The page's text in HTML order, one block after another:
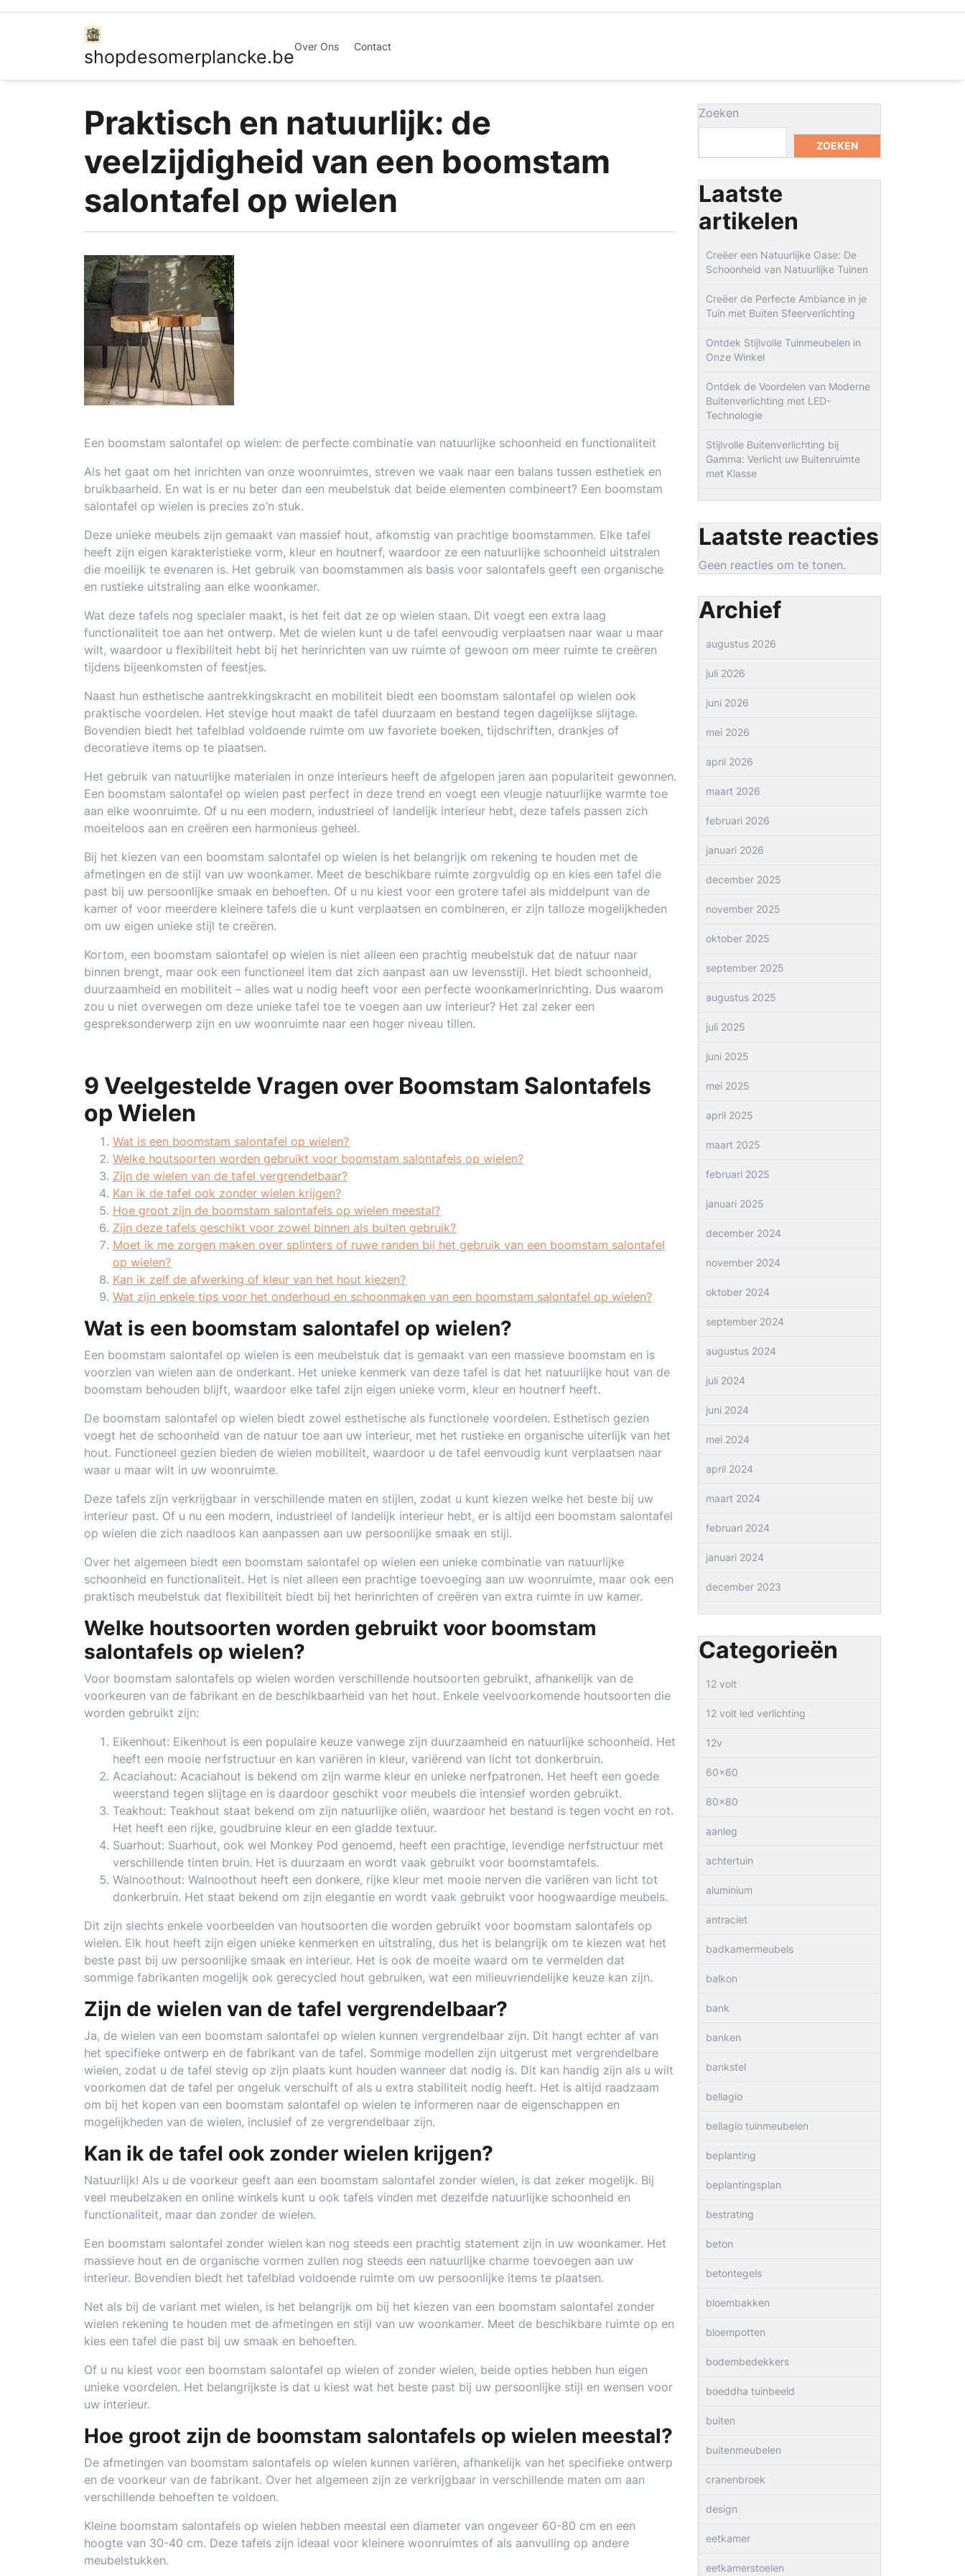
shopdesomerplancke.beOver Ons Contact
Praktisch en natuurlijk: de
veelzijdigheid van een boomstam
salontafel op wielen
Een boomstam salontafel op wielen: de perfecte combinatie van natuurlijke schoonheid en functionaliteit
Als het gaat om het inrichten van onze woonruimtes, streven we vaak naar een balans tussen esthetiek en
bruikbaarheid. En wat is er nu beter dan een meubelstuk dat beide elementen combineert? Een boomstam
salontafel op wielen is precies zo’n stuk.
Deze unieke meubels zijn gemaakt van massief hout, afkomstig van prachtige boomstammen. Elke tafel
heeft zijn eigen karakteristieke vorm, kleur en houtnerf, waardoor ze een natuurlijke schoonheid uitstralen
die moeilijk te evenaren is. Het gebruik van boomstammen als basis voor salontafels geeft een organische
en rustieke uitstraling aan elke woonkamer.
Wat deze tafels nog specialer maakt, is het feit dat ze op wielen staan. Dit voegt een extra laag
functionaliteit toe aan het ontwerp. Met de wielen kunt u de tafel eenvoudig verplaatsen naar waar u maar
wilt, waardoor u flexibiliteit hebt bij het herinrichten van uw ruimte of gewoon om meer ruimte te creëren
tijdens bijeenkomsten of feestjes.
Naast hun esthetische aantrekkingskracht en mobiliteit biedt een boomstam salontafel op wielen ook
praktische voordelen. Het stevige hout maakt de tafel duurzaam en bestand tegen dagelijkse slijtage.
Bovendien biedt het tafelblad voldoende ruimte om uw favoriete boeken, tijdschriften, drankjes of
decoratieve items op te plaatsen.
Het gebruik van natuurlijke materialen in onze interieurs heeft de afgelopen jaren aan populariteit gewonnen.
Een boomstam salontafel op wielen past perfect in deze trend en voegt een vleugje natuurlijke warmte toe
aan elke woonruimte. Of u nu een modern, industrieel of landelijk interieur hebt, deze tafels passen zich
moeiteloos aan en creëren een harmonieus geheel.
Bij het kiezen van een boomstam salontafel op wielen is het belangrijk om rekening te houden met de
afmetingen en de stijl van uw woonkamer. Meet de beschikbare ruimte zorgvuldig op en kies een tafel die
past bij uw persoonlijke smaak en behoeften. Of u nu kiest voor een grotere tafel als middelpunt van de
kamer of voor meerdere kleinere tafels die u kunt verplaatsen en combineren, er zijn talloze mogelijkheden
om uw eigen unieke stijl te creëren.
Kortom, een boomstam salontafel op wielen is niet alleen een prachtig meubelstuk dat de natuur naar
binnen brengt, maar ook een functioneel item dat zich aanpast aan uw levensstijl. Het biedt schoonheid,
duurzaamheid en mobiliteit – alles wat u nodig heeft voor een perfecte woonkamerinrichting. Dus waarom
zou u niet overwegen om deze unieke tafel toe te voegen aan uw interieur? Het zal zeker een
gespreksonderwerp zijn en uw woonruimte naar een hoger niveau tillen.
9 Veelgestelde Vragen over Boomstam Salontafels
op Wielen
Wat is een boomstam salontafel op wielen?
Welke houtsoorten worden gebruikt voor boomstam salontafels op wielen?
Zijn de wielen van de tafel vergrendelbaar?
Kan ik de tafel ook zonder wielen krijgen?
Hoe groot zijn de boomstam salontafels op wielen meestal?
Zijn deze tafels geschikt voor zowel binnen als buiten gebruik?
Moet ik me zorgen maken over splinters of ruwe randen bij het gebruik van een boomstam salontafel
op wielen?
Kan ik zelf de afwerking of kleur van het hout kiezen?
Wat zijn enkele tips voor het onderhoud en schoonmaken van een boomstam salontafel op wielen?
Wat is een boomstam salontafel op wielen?
Een boomstam salontafel op wielen is een meubelstuk dat is gemaakt van een massieve boomstam en is
voorzien van wielen aan de onderkant. Het unieke kenmerk van deze tafel is dat het natuurlijke hout van de
boomstam behouden blijft, waardoor elke tafel zijn eigen unieke vorm, kleur en houtnerf heeft.
De boomstam salontafel op wielen biedt zowel esthetische als functionele voordelen. Esthetisch gezien
voegt het de schoonheid van de natuur toe aan uw interieur, met het rustieke en organische uiterlijk van het
hout. Functioneel gezien bieden de wielen mobiliteit, waardoor u de tafel eenvoudig kunt verplaatsen naar
waar u maar wilt in uw woonruimte.
Deze tafels zijn verkrijgbaar in verschillende maten en stijlen, zodat u kunt kiezen welke het beste bij uw
interieur past. Of u nu een modern, industrieel of landelijk interieur hebt, er is altijd een boomstam salontafel
op wielen die zich naadloos kan aanpassen aan uw persoonlijke smaak en stijl.
Over het algemeen biedt een boomstam salontafel op wielen een unieke combinatie van natuurlijke
schoonheid en functionaliteit. Het is niet alleen een prachtige toevoeging aan uw woonruimte, maar ook een
praktisch meubelstuk dat flexibiliteit biedt bij het herinrichten of creëren van extra ruimte in uw kamer.
Welke houtsoorten worden gebruikt voor boomstam
salontafels op wielen?
Voor boomstam salontafels op wielen worden verschillende houtsoorten gebruikt, afhankelijk van de
voorkeuren van de fabrikant en de beschikbaarheid van het hout. Enkele veelvoorkomende houtsoorten die
worden gebruikt zijn:
Eikenhout: Eikenhout is een populaire keuze vanwege zijn duurzaamheid en natuurlijke schoonheid. Het
heeft een mooie nerfstructuur en kan variëren in kleur, variërend van licht tot donkerbruin.
Acaciahout: Acaciahout is bekend om zijn warme kleur en unieke nerfpatronen. Het heeft een goede
weerstand tegen slijtage en is daardoor geschikt voor meubels die intensief worden gebruikt.
Teakhout: Teakhout staat bekend om zijn natuurlijke oliën, waardoor het bestand is tegen vocht en rot.
Het heeft een rijke, goudbruine kleur en een gladde textuur.
Suarhout: Suarhout, ook wel Monkey Pod genoemd, heeft een prachtige, levendige nerfstructuur met
verschillende tinten bruin. Het is duurzaam en wordt vaak gebruikt voor boomstamtafels.
Walnoothout: Walnoothout heeft een donkere, rijke kleur met mooie nerven die variëren van licht tot
donkerbruin. Het staat bekend om zijn elegantie en wordt vaak gebruikt voor hoogwaardige meubels.
Dit zijn slechts enkele voorbeelden van houtsoorten die worden gebruikt voor boomstam salontafels op
wielen. Elk hout heeft zijn eigen unieke kenmerken en uitstraling, dus het is belangrijk om te kiezen wat het
beste past bij uw persoonlijke smaak en interieur. Het is ook de moeite waard om te vermelden dat
sommige fabrikanten mogelijk ook gerecycled hout gebruiken, wat een milieuvriendelijke keuze kan zijn.
Zijn de wielen van de tafel vergrendelbaar?
Ja, de wielen van een boomstam salontafel op wielen kunnen vergrendelbaar zijn. Dit hangt echter af van
het specifieke ontwerp en de fabrikant van de tafel. Sommige modellen zijn uitgerust met vergrendelbare
wielen, zodat u de tafel stevig op zijn plaats kunt houden wanneer dat nodig is. Dit kan handig zijn als u wilt
voorkomen dat de tafel per ongeluk verschuift of als u extra stabiliteit nodig heeft. Het is altijd raadzaam
om bij het kopen van een boomstam salontafel op wielen te informeren naar de eigenschappen en
mogelijkheden van de wielen, inclusief of ze vergrendelbaar zijn.
Kan ik de tafel ook zonder wielen krijgen?
Natuurlijk! Als u de voorkeur geeft aan een boomstam salontafel zonder wielen, is dat zeker mogelijk. Bij
veel meubelzaken en online winkels kunt u ook tafels vinden met dezelfde natuurlijke schoonheid en
functionaliteit, maar dan zonder de wielen.
Een boomstam salontafel zonder wielen kan nog steeds een prachtig statement zijn in uw woonkamer. Het
massieve hout en de organische vormen zullen nog steeds een natuurlijke charme toevoegen aan uw
interieur. Bovendien biedt het tafelblad voldoende ruimte om uw persoonlijke items te plaatsen.
Net als bij de variant met wielen, is het belangrijk om bij het kiezen van een boomstam salontafel zonder
wielen rekening te houden met de afmetingen en stijl van uw woonkamer. Meet de beschikbare ruimte op en
kies een tafel die past bij uw smaak en behoeften.
Of u nu kiest voor een boomstam salontafel op wielen of zonder wielen, beide opties hebben hun eigen
unieke voordelen. Het belangrijkste is dat u kiest wat het beste past bij uw persoonlijke stijl en wensen voor
uw interieur.
Hoe groot zijn de boomstam salontafels op wielen meestal?
De afmetingen van boomstam salontafels op wielen kunnen variëren, afhankelijk van het specifieke ontwerp
en de voorkeur van de fabrikant. Over het algemeen zijn ze verkrijgbaar in verschillende maten om aan
verschillende behoeften te voldoen.
Kleine boomstam salontafels op wielen hebben meestal een diameter van ongeveer 60-80 cm en een
hoogte van 30-40 cm. Deze tafels zijn ideaal voor kleinere woonruimtes of als aanvulling op andere
meubelstukken.
Zoeken
ZOEKEN
Laatste
artikelen
Creëer een Natuurlijke Oase: De
Schoonheid van Natuurlijke Tuinen
Creëer de Perfecte Ambiance in je
Tuin met Buiten Sfeerverlichting
Ontdek Stijlvolle Tuinmeubelen in
Onze Winkel
Ontdek de Voordelen van Moderne
Buitenverlichting met LED-
Technologie
Stijlvolle Buitenverlichting bij
Gamma: Verlicht uw Buitenruimte
met Klasse
Laatste reacties
Geen reacties om te tonen.
Archief
augustus 2026
juli 2026
juni 2026
mei 2026
april 2026
maart 2026
februari 2026
januari 2026
december 2025
november 2025
oktober 2025
september 2025
augustus 2025
juli 2025
juni 2025
mei 2025
april 2025
maart 2025
februari 2025
januari 2025
december 2024
november 2024
oktober 2024
september 2024
augustus 2024
juli 2024
juni 2024
mei 2024
april 2024
maart 2024
februari 2024
januari 2024
december 2023
Categorieën
12 volt
12 volt led verlichting
12v
60×60
80×80
aanleg
achtertuin
aluminium
antraciet
badkamermeubels
balkon
bank
banken
bankstel
bellagio
bellagio tuinmeubelen
beplanting
beplantingsplan
bestrating
beton
betontegels
bloembakken
bloempotten
bodembedekkers
boeddha tuinbeeld
buiten
buitenmeubelen
cranenbroek
design
eetkamer
eetkamerstoelen